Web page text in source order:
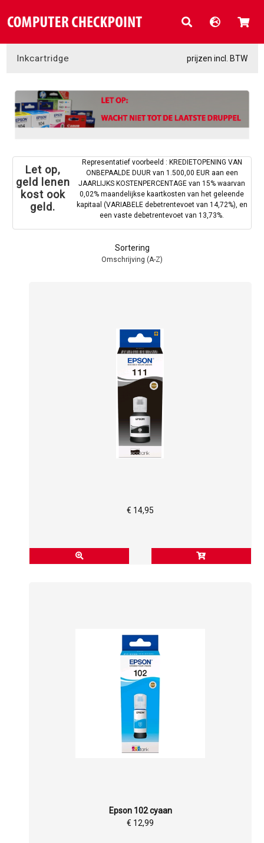
Inkcartridge prijzen incl. BTW
Let op,
geld lenen
kost ook
geld.
Representatief voorbeeld : KREDIETOPENING VAN
ONBEPAALDE DUUR van 1.500,00 EUR aan een
JAARLIJKS KOSTENPERCENTAGE van 15% waarvan
0,02% maandelijkse kaartkosten van het geleende
kapitaal (VARIABELE debetrentevoet van 14,72%), en
een vaste debetrentevoet van 13,73%.
Sortering
Omschrijving (A-Z)
€ 14,95
Epson 102 cyaan
€ 12,99